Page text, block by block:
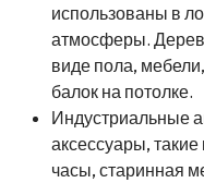
использованы в
атмосферы.
виде пола,
балок на потолке.
Индустриальные
аксессуары,
часы, старинная